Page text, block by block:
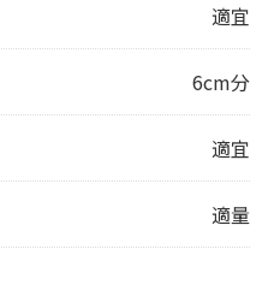
適宜
6cm分
適宜
適量